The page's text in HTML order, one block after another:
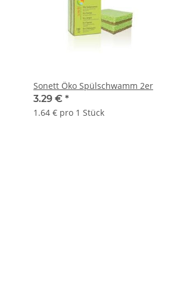
Sonett Öko Spülschwamm 2er
3.29 € *
1.64 € pro 1 Stück